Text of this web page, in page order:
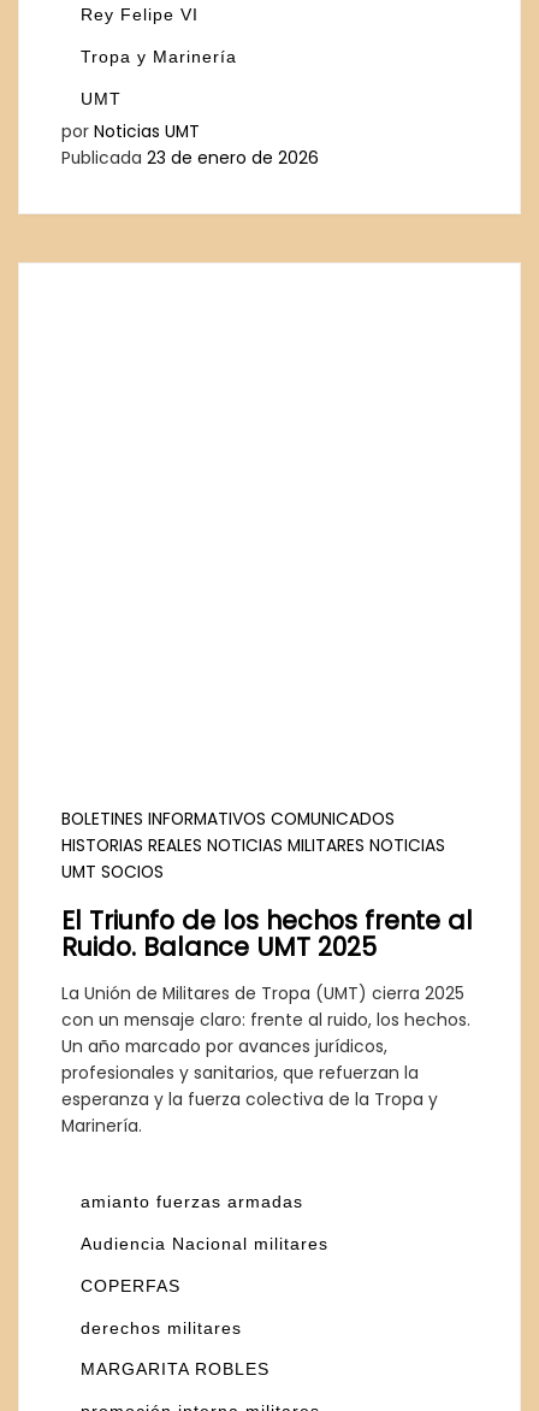
Rey Felipe VI
Tropa y Marinería
UMT
por Noticias UMT
Publicada 23 de enero de 2026
BOLETINES INFORMATIVOS COMUNICADOS
HISTORIAS REALES NOTICIAS MILITARES NOTICIAS
UMT SOCIOS
El Triunfo de los hechos frente al
Ruido. Balance UMT 2025
La Unión de Militares de Tropa (UMT) cierra 2025
con un mensaje claro: frente al ruido, los hechos.
Un año marcado por avances jurídicos,
profesionales y sanitarios, que refuerzan la
esperanza y la fuerza colectiva de la Tropa y
Marinería.
amianto fuerzas armadas
Audiencia Nacional militares
COPERFAS
derechos militares
MARGARITA ROBLES